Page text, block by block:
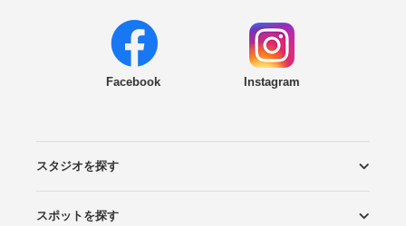
Facebook Instagram
スタジオを探す
エリアから探す
こだわりから探す
NEW PHOTO STYLE
プランから探す
フォトタイプ診断
フォトグラファーから探す
国内リゾートから探す
スポットを探す